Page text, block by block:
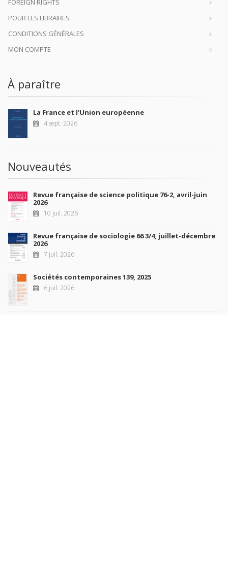
FOREIGN RIGHTS
POUR LES LIBRAIRES
CONDITIONS GÉNÉRALES
MON COMPTE
À paraître
La France et l'Union européenne
4 sept. 2026
Nouveautés
Revue française de science politique 76-2, avril-juin
2026
10 juil. 2026
Revue française de sociologie 66 3/4, juillet-décembre
2026
7 juil. 2026
Sociétés contemporaines 139, 2025
6 juil. 2026